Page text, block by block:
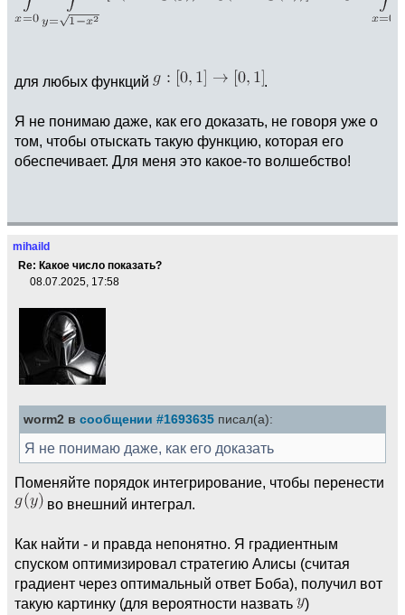
для любых функций
Я не понимаю даже, как его доказать, не говоря уже о
том, чтобы отыскать такую функцию, которая его
обеспечивает. Для меня это какое-то волшебство!
mihaild
Re: Какое число показать?
08.07.2025, 17:58
worm2 в сообщении #1693635 писал(а):
Я не понимаю даже, как его доказать
Поменяйте порядок интегрирование, чтобы перенести
во внешний интеграл.
Как найти - и правда непонятно. Я градиентным
спуском оптимизировал стратегию Алисы (считая
градиент через оптимальный ответ Боба), получил вот
такую картинку (для вероятности назвать
)